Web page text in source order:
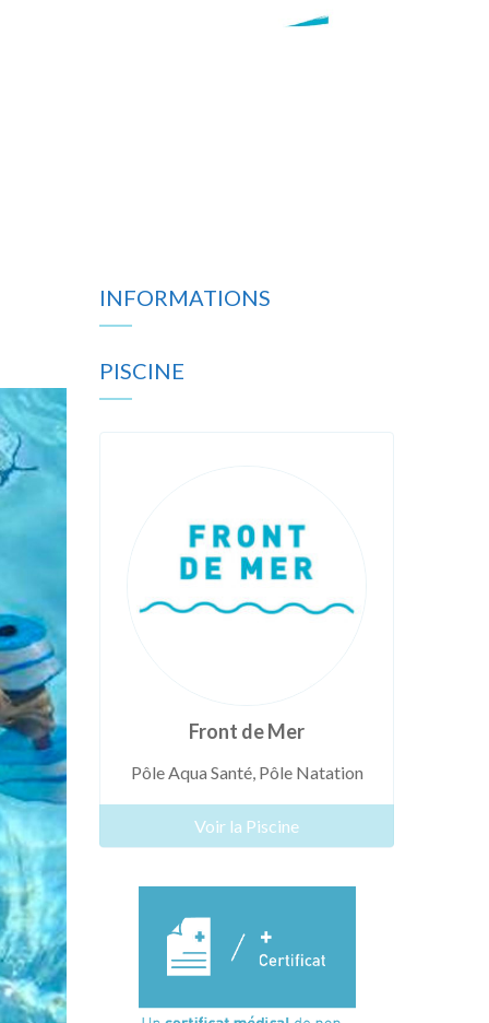
INFORMATIONS
PISCINE
Front de Mer
Pôle Aqua Santé, Pôle Natation
Voir la Piscine